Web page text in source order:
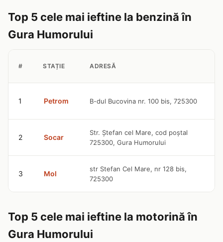
Top 5 cele mai ieftine la benzină în
Gura Humorului
# STAȚIE ADRESĂ
1 Petrom B-dul Bucovina nr. 100 bis, 725300
2 Socar
Str. Ştefan cel Mare, cod poştal
725300, Gura Humorului
3 Mol
str Stefan Cel Mare, nr 128 bis,
725300
Top 5 cele mai ieftine la motorină în
Gura Humorului